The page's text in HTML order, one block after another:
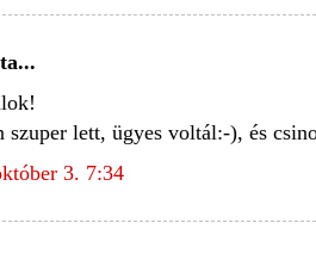
szuper lett, ügyes voltál:-), és
3. 7:34